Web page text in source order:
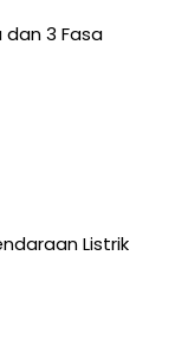
dan 3 Fasa
Listrik